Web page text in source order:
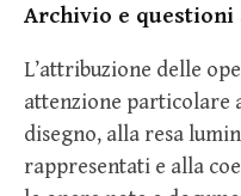
Archivio e
L’attribuzione delle
attenzione particolare
disegno, alla resa
rappresentati e alla